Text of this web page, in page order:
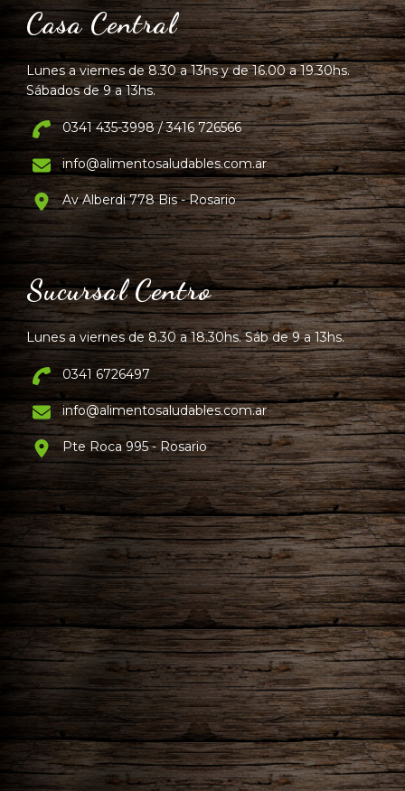
Casa Central
Lunes a viernes de 8.30 a 13hs y de 16.00 a 19.30hs.
Sábados de 9 a 13hs.
0341 435-3998 / 3416 726566
info@alimentosaludables.com.ar
Av Alberdi 778 Bis - Rosario
Sucursal Centro
Lunes a viernes de 8.30 a 18.30hs. Sáb de 9 a 13hs.
0341 6726497
info@alimentosaludables.com.ar
Pte Roca 995 - Rosario